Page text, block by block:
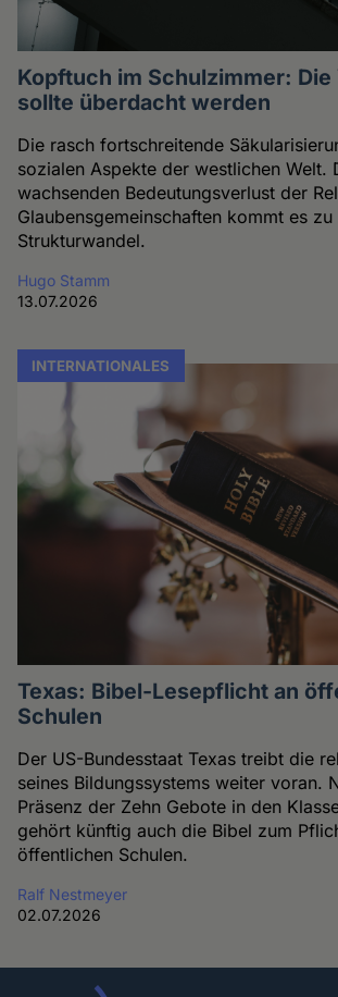
Kopftuch im Schulzimmer:
sollte überdacht werden
Die rasch fortschreitende
sozialen Aspekte der westlichen Welt.
wachsenden Bedeutungsverlust der
Glaubensgemeinschaften kommt es zu
Strukturwandel.
Hugo Stamm
13.07.2026
INTERNATIONALES
Texas: Bibel-Lesepflicht an
Schulen
Der US-Bundesstaat Texas treibt die
seines Bildungssystems weiter voran.
Präsenz der Zehn Gebote in den
gehört künftig auch die Bibel zum
öffentlichen Schulen.
Ralf Nestmeyer
02.07.2026